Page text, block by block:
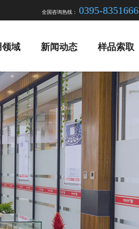
全国咨询热线： 0395-8351666
领域 新闻动态 样品索取